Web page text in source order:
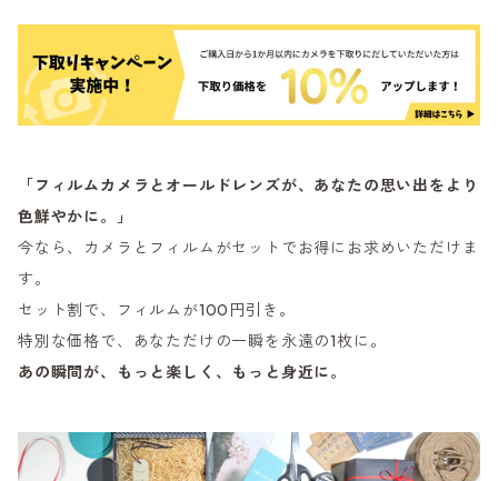
「フィルムカメラとオールドレンズが、あなたの思い出をより
色鮮やかに。」
今なら、カメラとフィルムがセットでお得にお求めいただけま
す。
セット割で、フィルムが100円引き。
特別な価格で、あなただけの一瞬を永遠の1枚に。
あの瞬間が、もっと楽しく、もっと身近に。